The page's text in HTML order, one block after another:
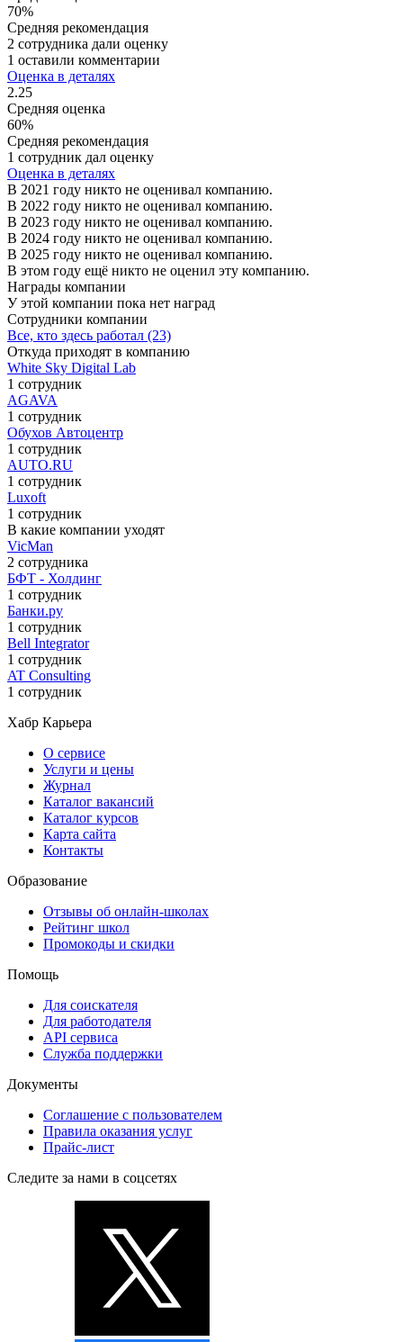
70%
Средняя рекомендация
2 сотрудника дали оценку
1 оставили комментарии
Оценка в деталях
2.25
Средняя оценка
60%
Средняя рекомендация
1 сотрудник дал оценку
Оценка в деталях
В 2021 году никто не оценивал компанию.
В 2022 году никто не оценивал компанию.
В 2023 году никто не оценивал компанию.
В 2024 году никто не оценивал компанию.
В 2025 году никто не оценивал компанию.
В этом году ещё никто не оценил эту компанию.
Награды компании
У этой компании пока нет наград
Сотрудники компании
Все, кто здесь работал (23)
Откуда приходят в компанию
White Sky Digital Lab
1 сотрудник
AGAVA
1 сотрудник
Обухов Автоцентр
1 сотрудник
AUTO.RU
1 сотрудник
Luxoft
1 сотрудник
В какие компании уходят
VicMan
2 сотрудника
БФТ - Холдинг
1 сотрудник
Банки.ру
1 сотрудник
Bell Integrator
1 сотрудник
AT Consulting
1 сотрудник
Хабр Карьера
О сервисе
Услуги и цены
Журнал
Каталог вакансий
Каталог курсов
Карта сайта
Контакты
Образование
Отзывы об онлайн-школах
Рейтинг школ
Промокоды и скидки
Помощь
Для соискателя
Для работодателя
API сервиса
Служба поддержки
Документы
Соглашение с пользователем
Правила оказания услуг
Прайс-лист
Следите за нами в соцсетях